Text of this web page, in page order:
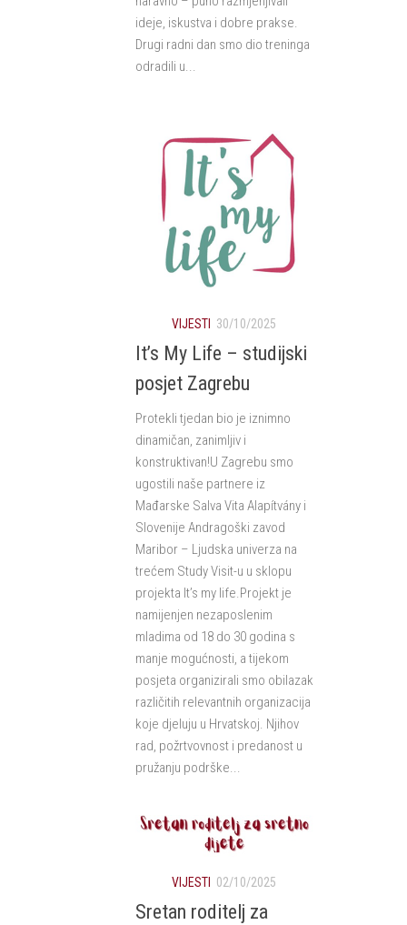
ideje, iskustva i dobre prakse.
Drugi radni dan smo dio treninga
odradili u...
VIJESTI 30/10/2025
It’s My Life – studijski
posjet Zagrebu
Protekli tjedan bio je iznimno
dinamičan, zanimljiv i
konstruktivan!U Zagrebu smo
ugostili naše partnere iz
Mađarske Salva Vita Alapítvány i
Slovenije Andragoški zavod
Maribor – Ljudska univerza na
trećem Study Visit-u u sklopu
projekta It’s my life.Projekt je
namijenjen nezaposlenim
mladima od 18 do 30 godina s
manje mogućnosti, a tijekom
posjeta organizirali smo obilazak
različitih relevantnih organizacija
koje djeluju u Hrvatskoj. Njihov
rad, požrtvovnost i predanost u
pružanju podrške...
VIJESTI 02/10/2025
Sretan roditelj za